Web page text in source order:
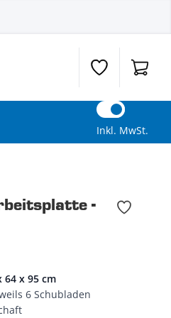
Wunschzettel
Inkl. MwSt.
-
64 x 95 cm
6 Schubladen